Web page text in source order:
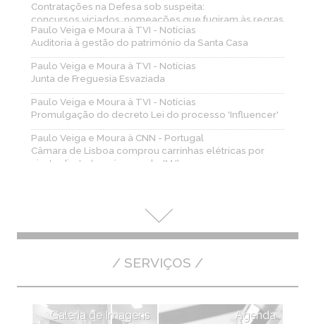
Contratações na Defesa sob suspeita:
concursos viciados, nomeações que fugiram às regras
Paulo Veiga e Moura à TVI - Notícias
Auditoria à gestão do património da Santa Casa
Paulo Veiga e Moura à TVI - Notícias
Junta de Freguesia Esvaziada
Paulo Veiga e Moura à TVI - Notícias
Promulgação do decreto Lei do processo 'Influencer'
Paulo Veiga e Moura à CNN - Portugal
Câmara de Lisboa comprou carrinhas elétricas por
ajuste direto (na véspera da JMJ) a empresa que quase
/ SERVIÇOS /
Galeria de Imagens Agenda